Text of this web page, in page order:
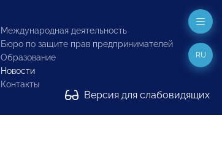
Международная деятельность
Бюро по защите прав предпринимателей
Образование
Новости
Контакты
Версия для слабовидящих
RU